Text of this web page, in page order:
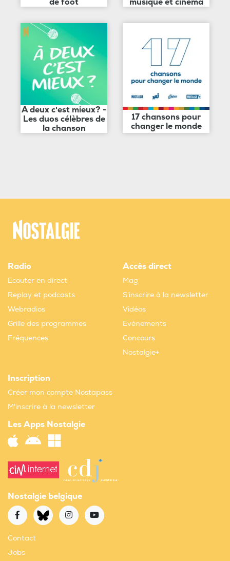
A deux c'est mieux? -
Les duos célèbres de
la chanson
17 chansons pour
changer le monde
Radio
Ecouter en direct
Replay et podcasts
Webradios
Grille des programmes
Fréquences
Accès direct
Mag
S'inscrire à la newsletter
Vidéos
Evènements
Concours
Nostalgie+
Inscription
Créer mon compte Nostapass
M'inscrire à la newsletter
Les Apps Nostalgie
Nostalgie belgique
Contact
Jobs